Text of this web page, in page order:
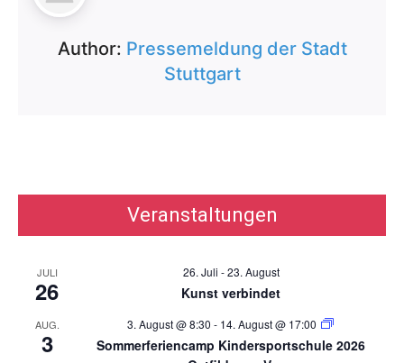
Author: Pressemeldung der Stadt
Stuttgart
Veranstaltungen
JULI
26
26. Juli -23. August
Kunst verbindet
AUG.
3
3. August @ 8:30 - 14. August @ 17:00
Sommerferiencamp Kindersportschule 2026